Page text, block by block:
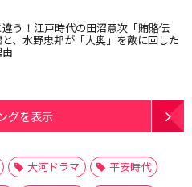
う！江戸時代の田沼意次「賄賂伝
、水野忠邦が「大奥」を敵に回した
グを表示
大河ドラマ
平安時代